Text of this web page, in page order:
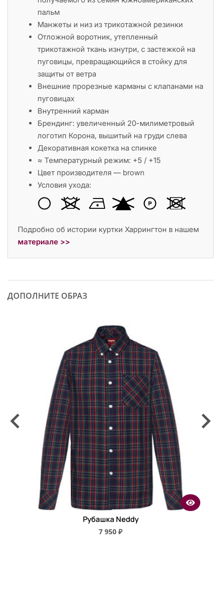
пальм
Манжеты и низ из трикотажной резинки
Отложной воротник, утепленный
трикотажной ткань изнутри, с застежкой на
пуговицы, превращающийся в стойку для
защиты от ветра
Внешние прорезные карманы с клапанами на
пуговицах
Внутренний карман
Брендинг: увеличенный 20-милиметровый
логотип Корона, вышитый на груди слева
Декоративная кокетка на спинке
≈ Температурный режим: +5 / +15
Цвет производителя — brown
Условия ухода:
Подробно об истории куртки Харрингтон в нашем
материале >>
ДОПОЛНИТЕ ОБРАЗ
Рубашка Neddy
7 950 ₽